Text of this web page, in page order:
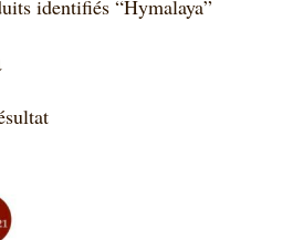
identifiés “Hymalaya”